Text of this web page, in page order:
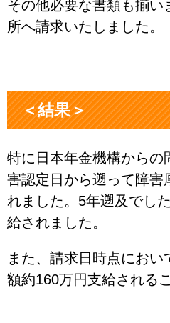
その他必要な書類も揃い
所へ請求いたしました。
＜結果＞
特に日本年金機構からの
害認定日から遡って障害
れました。5年遡及でし
給されました。
また、請求日時点にお
額約160万円支給される